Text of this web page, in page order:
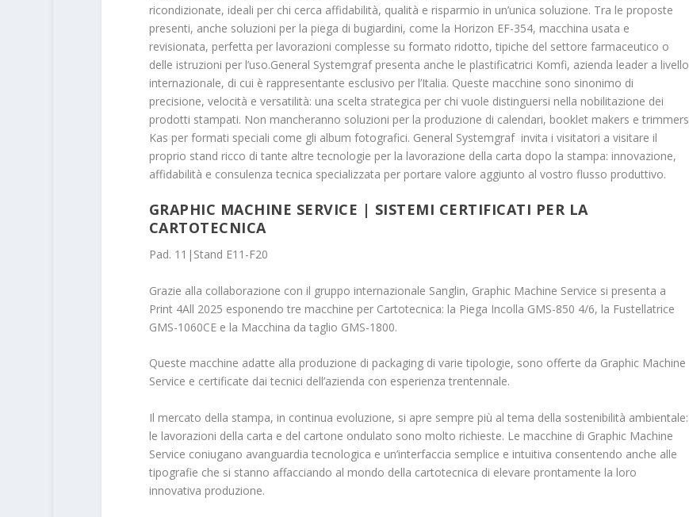
ricondizionate, ideali per chi cerca affidabilità, qualità e risparmio in un’unica soluzione. Tra le proposte
presenti, anche soluzioni per la piega di bugiardini, come la Horizon EF-354, macchina usata e
revisionata, perfetta per lavorazioni complesse su formato ridotto, tipiche del settore farmaceutico o
delle istruzioni per l’uso.General Systemgraf presenta anche le plastificatrici Komfi, azienda leader a livello
internazionale, di cui è rappresentante esclusivo per l’Italia. Queste macchine sono sinonimo di
precisione, velocità e versatilità: una scelta strategica per chi vuole distinguersi nella nobilitazione dei
prodotti stampati. Non mancheranno soluzioni per la produzione di calendari, booklet makers e trimmers
Kas per formati speciali come gli album fotografici. General Systemgraf invita i visitatori a visitare il
proprio stand ricco di tante altre tecnologie per la lavorazione della carta dopo la stampa: innovazione,
affidabilità e consulenza tecnica specializzata per portare valore aggiunto al vostro flusso produttivo.
GRAPHIC MACHINE SERVICE | SISTEMI CERTIFICATI PER LA
CARTOTECNICA
Pad. 11|Stand E11-F20
Grazie alla collaborazione con il gruppo internazionale Sanglin, Graphic Machine Service si presenta a
Print 4All 2025 esponendo tre macchine per Cartotecnica: la Piega Incolla GMS-850 4/6, la Fustellatrice
GMS-1060CE e la Macchina da taglio GMS-1800.
Queste macchine adatte alla produzione di packaging di varie tipologie, sono offerte da Graphic Machine
Service e certificate dai tecnici dell’azienda con esperienza trentennale.
Il mercato della stampa, in continua evoluzione, si apre sempre più al tema della sostenibilità ambientale:
le lavorazioni della carta e del cartone ondulato sono molto richieste. Le macchine di Graphic Machine
Service coniugano avanguardia tecnologica e un’interfaccia semplice e intuitiva consentendo anche alle
tipografie che si stanno affacciando al mondo della cartotecnica di elevare prontamente la loro
innovativa produzione.